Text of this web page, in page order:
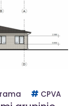
CPVA